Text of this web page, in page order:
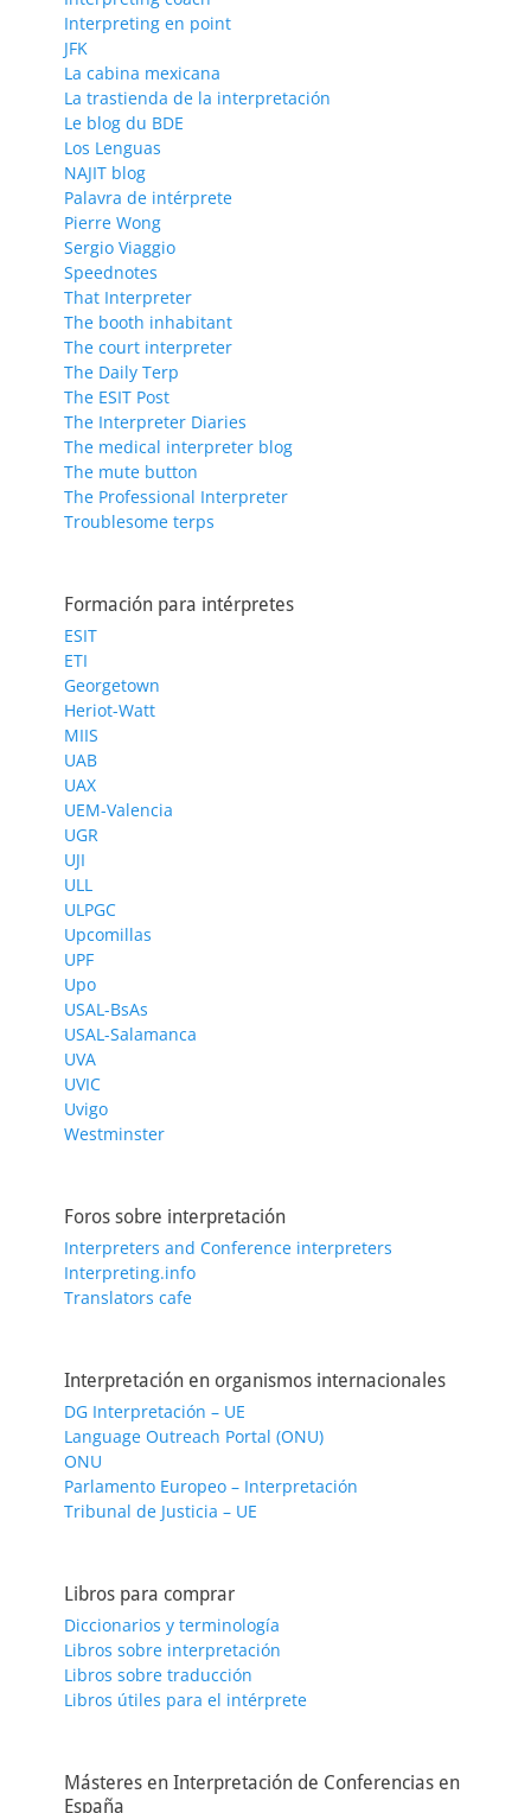
Interpreting en point
JFK
La cabina mexicana
La trastienda de la interpretación
Le blog du BDE
Los Lenguas
NAJIT blog
Palavra de intérprete
Pierre Wong
Sergio Viaggio
Speednotes
That Interpreter
The booth inhabitant
The court interpreter
The Daily Terp
The ESIT Post
The Interpreter Diaries
The medical interpreter blog
The mute button
The Professional Interpreter
Troublesome terps
Formación para intérpretes
ESIT
ETI
Georgetown
Heriot-Watt
MIIS
UAB
UAX
UEM-Valencia
UGR
UJI
ULL
ULPGC
Upcomillas
UPF
Upo
USAL-BsAs
USAL-Salamanca
UVA
UVIC
Uvigo
Westminster
Foros sobre interpretación
Interpreters and Conference interpreters
Interpreting.info
Translators cafe
Interpretación en organismos internacionales
DG Interpretación – UE
Language Outreach Portal (ONU)
ONU
Parlamento Europeo – Interpretación
Tribunal de Justicia – UE
Libros para comprar
Diccionarios y terminología
Libros sobre interpretación
Libros sobre traducción
Libros útiles para el intérprete
Másteres en Interpretación de Conferencias en
España